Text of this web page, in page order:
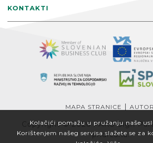
KONTAKTI
MAPA STRANICE |
Copyright © 2026 PAKO Sign
pridržana.
Kolačići pomažu u pružanju naše
Korištenjem našeg servisa slažete se za